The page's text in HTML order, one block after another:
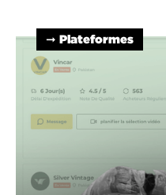
➞ Plateformes